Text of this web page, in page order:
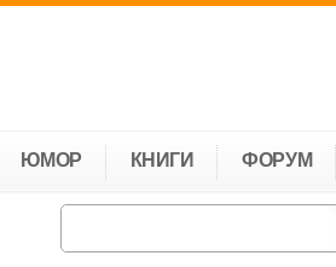
ЮМОР КНИГИ ФОРУМ